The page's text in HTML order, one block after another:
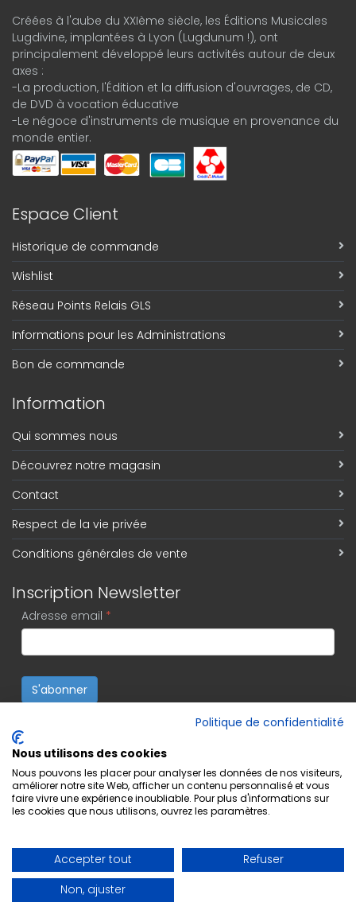
Créées à l'aube du XXIème siècle, les Éditions Musicales
Lugdivine, implantées à Lyon (Lugdunum !), ont
principalement développé leurs activités autour de deux
axes :
-La production, l'Édition et la diffusion d'ouvrages, de CD,
de DVD à vocation éducative
-Le négoce d'instruments de musique en provenance du
monde entier.
Espace Client
Historique de commande
Wishlist
Réseau Points Relais GLS
Informations pour les Administrations
Bon de commande
Information
Qui sommes nous
Découvrez notre magasin
Contact
Respect de la vie privée
Conditions générales de vente
Inscription Newsletter
Adresse email *
S'abonner
Politique de confidentialité
Nous utilisons des cookies
Nous pouvons les placer pour analyser les données de nos visiteurs,
améliorer notre site Web, afficher un contenu personnalisé et vous
faire vivre une expérience inoubliable. Pour plus d'informations sur
les cookies que nous utilisons, ouvrez les paramètres.
Accepter tout
Refuser
Non, ajuster